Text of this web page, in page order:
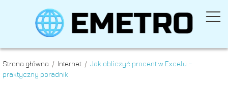
Strona główna / Internet / Jak obliczyć procent w Excelu –
praktyczny poradnik